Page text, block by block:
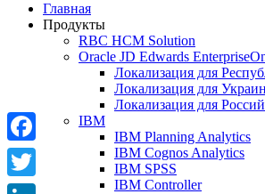
Главная
Продукты
RBC HCM Solution
Oracle JD Edwards
Локализация для
Локализация для
Локализация для
IBM
IBM Planning Analytics
IBM Cognos Analytics
IBM SPSS
IBM Controller
Facebook